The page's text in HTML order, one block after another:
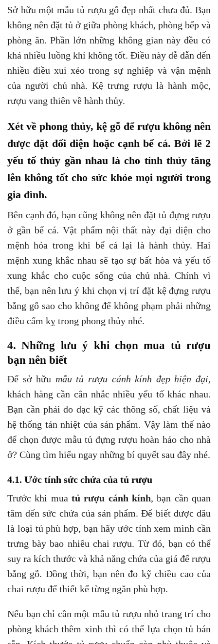
Sở hữu một mẫu tủ rượu gỗ đẹp nhất chưa đủ. Bạn
không nên đặt tủ ở giữa phòng khách, phòng bếp và
phòng ăn. Phần lớn những không gian này đều có
khả nhiều luồng khí không tốt. Điều này dễ dẫn đến
nhiều điều xui xẻo trong sự nghiệp và vận mệnh
của người chủ nhà. Kệ trưng rượu là hành mộc,
rượu vang thiên về hành thủy.
Xét về phong thủy, kệ gỗ để rượu không nên
được đặt đối diện hoặc cạnh bể cá. Bởi lẽ 2
yếu tố thủy gần nhau là cho tính thủy tăng
lên không tốt cho sức khỏe mọi người trong
gia đình.
Bên cạnh đó, bạn cũng không nên đặt tủ đựng rượu
ở gần bể cá. Vật phẩm nội thất này đại diện cho
mệnh hỏa trong khi bể cá lại là hành thủy. Hai
mệnh xung khắc nhau sẽ tạo sự bất hòa và yếu tố
xung khắc cho cuộc sống của chủ nhà. Chính vì
thế, bạn nên lưu ý khi chọn vị trí đặt kệ đựng rượu
bằng gỗ sao cho không để không phạm phải những
điều cấm kỵ trong phong thủy nhé.
4. Những lưu ý khi chọn mua tủ rượu
bạn nên biết
Để sở hữu mẫu tủ rượu cánh kính đẹp hiện đại,
khách hàng cần cân nhắc nhiều yếu tố khác nhau.
Bạn cần phải đo đạc kỹ các thông số, chất liệu và
hệ thống tản nhiệt của sản phẩm. Vậy làm thế nào
để chọn được mẫu tủ đựng rượu hoàn hảo cho nhà
ở? Cùng tìm hiểu ngay những bí quyết sau đây nhé.
4.1. Ước tính sức chứa của tủ rượu
Trước khi muatủ rượu cánh kính, bạn cần quan
tâm đến sức chứa của sản phẩm. Để biết được đâu
là loại tủ phù hợp, bạn hãy ước tính xem mình cần
trưng bày bao nhiêu chai rượu. Từ đó, bạn có thể
suy ra kích thước và khả năng chứa của giá để rượu
bằng gỗ. Đồng thời, bạn nên đo kỹ chiều cao của
chai rượu để thiết kế từng ngăn phù hợp.
Nếu bạn chỉ cần một mẫu tủ rượu nhỏ trang trí cho
phòng khách thêm xinh thì có thể lựa chọn tủ bán